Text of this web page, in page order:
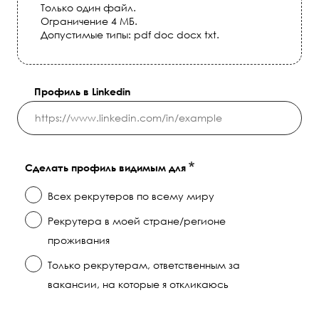
Только один файл.
Ограничение 4 МБ.
Допустимые типы: pdf doc docx txt.
Профиль в Linkedin
Сделать профиль видимым для
Всех рекрутеров по всему миру
Рекрутера в моей стране/регионе
проживания
Только рекрутерам, ответственным за
вакансии, на которые я откликаюсь